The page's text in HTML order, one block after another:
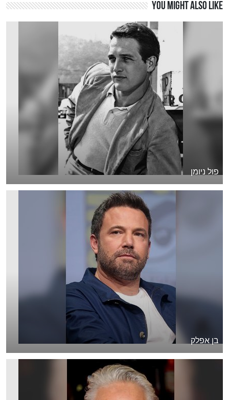
You might also like
פול ניומן
בן אפלק